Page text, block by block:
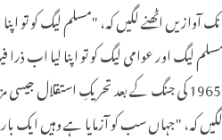
اٹھنے لگیں کہ، "مسلم لیگ کو تو
"مسلم لیگ اور عوامی لیگ کو تو اپنا
مجال ہے کہ ایوب خان ہارتے، لہذا ملک کے پہلے
"جہاں سب کو آزمایا ہے وہیں ایک بار